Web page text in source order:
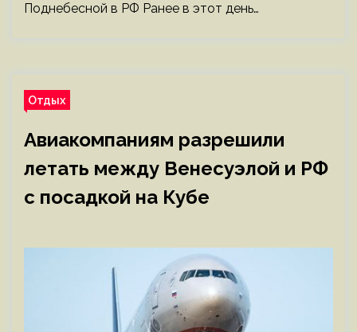
Поднебесной в РФ Ранее в этот день…
Отдых
Авиакомпаниям разрешили
летать между Венесуэлой и РФ
с посадкой на Кубе